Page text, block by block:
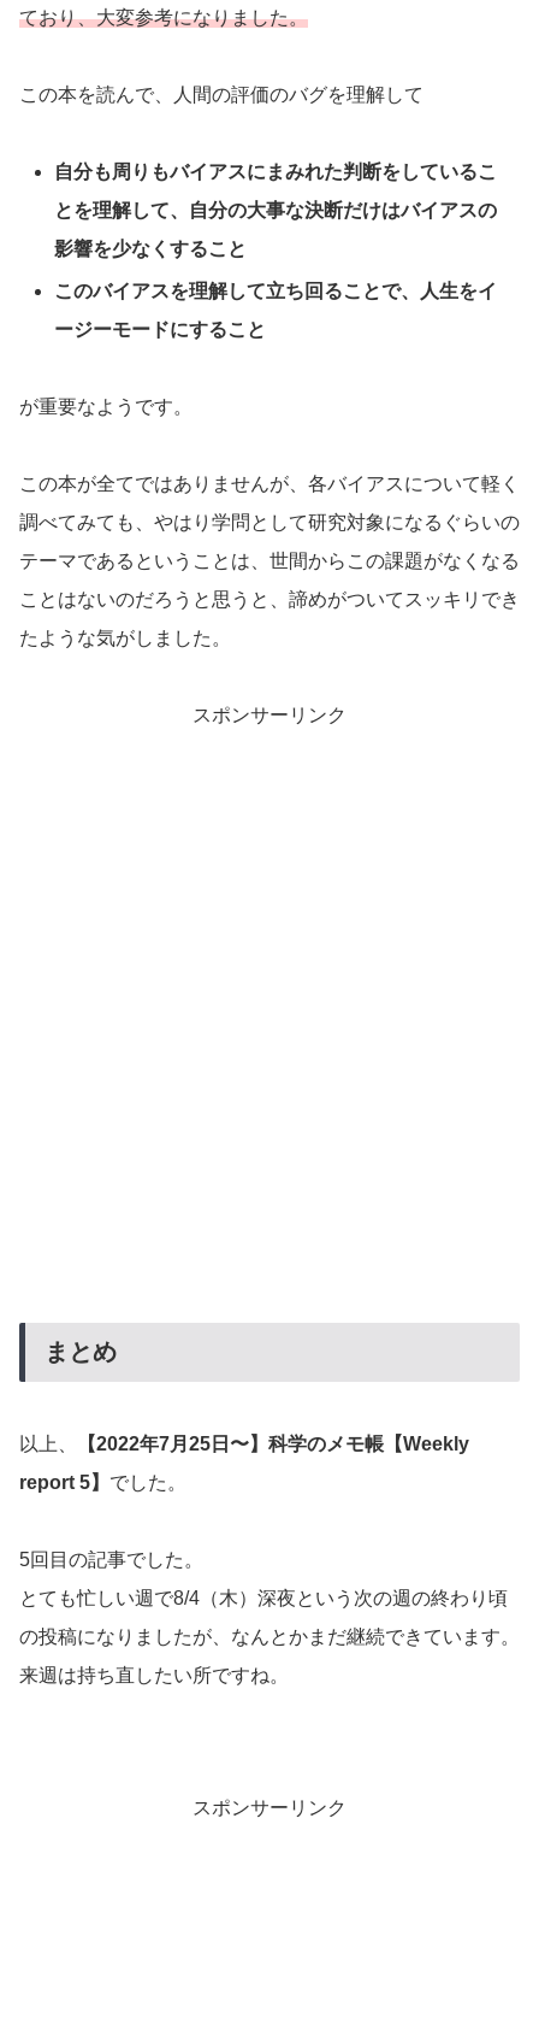
ており、大変参考になりました。
この本を読んで、人間の評価のバグを理解して
自分も周りもバイアスにまみれた判断をしているこ
とを理解して、自分の大事な決断だけはバイアスの
影響を少なくすること
このバイアスを理解して立ち回ることで、人生をイ
ージーモードにすること
が重要なようです。
この本が全てではありませんが、各バイアスについて軽く
調べてみても、やはり学問として研究対象になるぐらいの
テーマであるということは、世間からこの課題がなくなる
ことはないのだろうと思うと、諦めがついてスッキリでき
たような気がしました。
スポンサーリンク
まとめ
以上、
【2022年7月25日〜】科学のメモ帳【Weekly
report 5】 でした。
5回目の記事でした。
とても忙しい週で8/4（木）深夜という次の週の終わり頃
の投稿になりましたが、なんとかまだ継続できています。
来週は持ち直したい所ですね。
スポンサーリンク